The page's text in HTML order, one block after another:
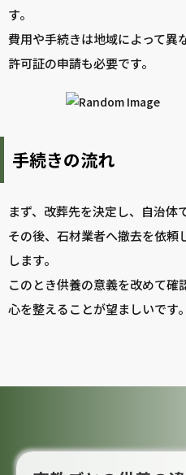
す。
費用や手続きは地域によって異
許可証の申請も必要です。
手続きの流れ
まず、改葬先を決定し、自治体
その後、石材業者へ撤去を依頼
します。
このとき供養の意義を改めて確
心を整えることが望ましいです。